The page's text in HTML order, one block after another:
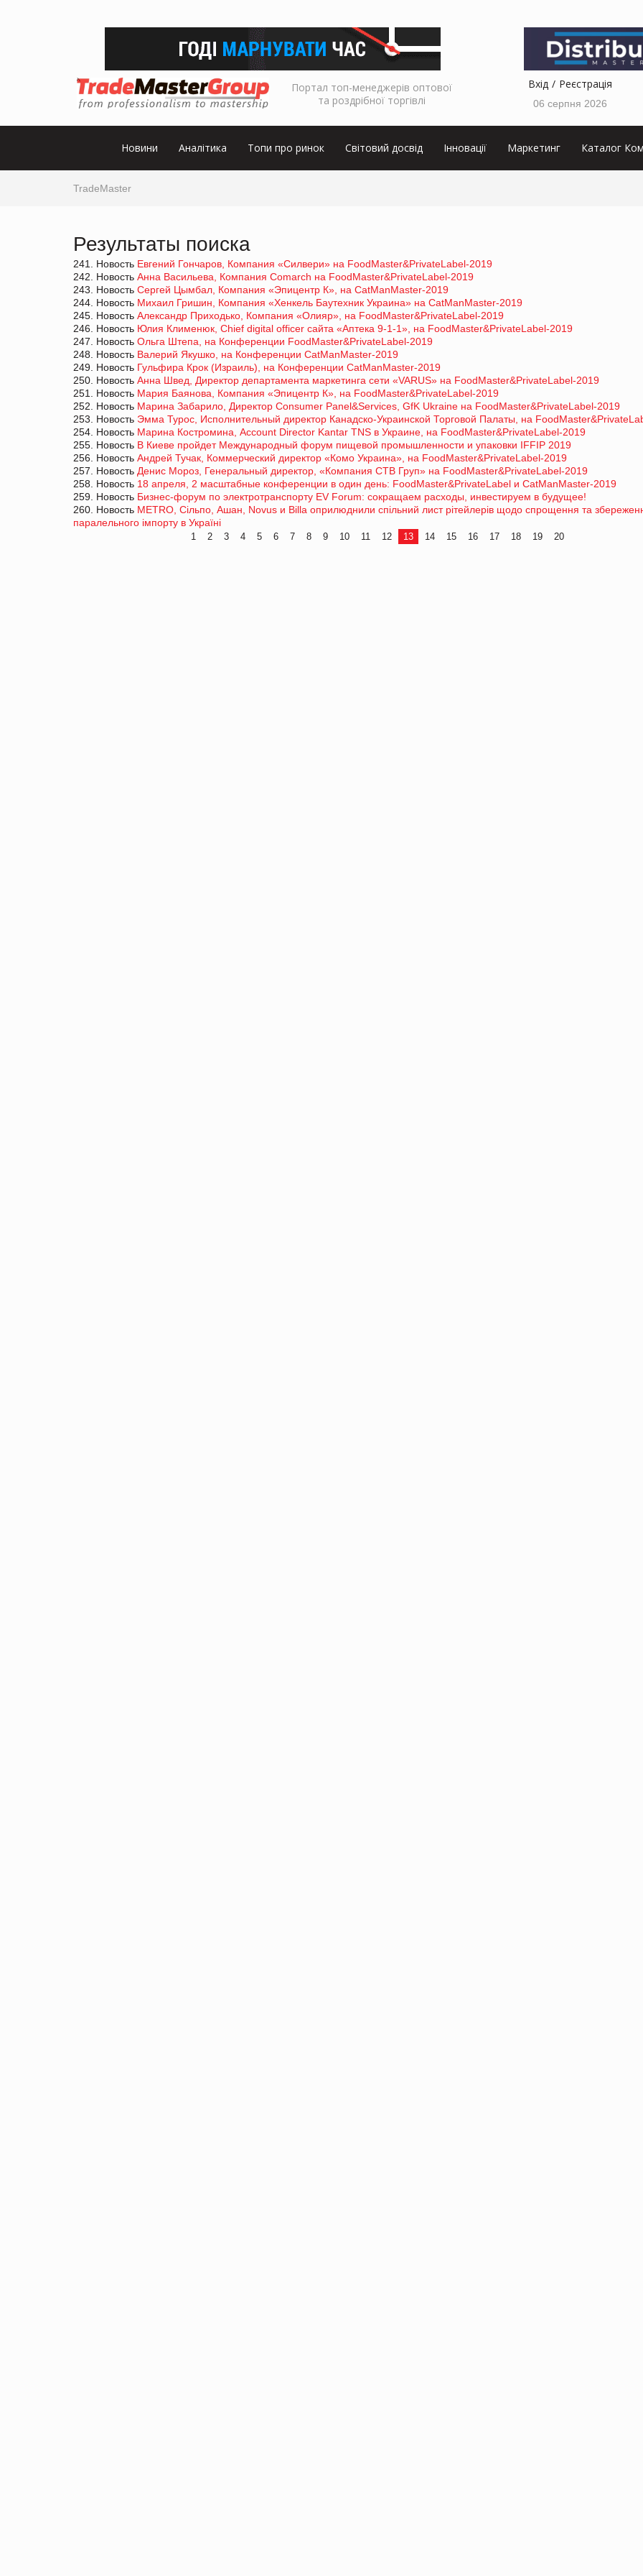
Портал топ-менеджерів оптової
та роздрібної торгівлі
Вхід Реєстрація
06 серпня 2026
Новини Аналітика Топи про ринок Світовий досвід Інновації Маркетинг Каталог
TradeMaster
Результаты поиска
241. Новость Евгений Гончаров, Компания «Силвери» на FoodMaster&PrivateLabel-2019
242. Новость Анна Васильева, Компания Comarch на FoodMaster&PrivateLabel-2019
243. Новость Сергей Цымбал, Компания «Эпицентр К», на CatManMaster-2019
244. Новость Михаил Гришин, Компания «Хенкель Баутехник Украина» на CatManMaster-2019
245. Новость Александр Приходько, Компания «Олияр», на FoodMaster&PrivateLabel-2019
246. Новость Юлия Клименюк, Chief digital officer сайта «Аптека 9-1-1», на FoodMaster&PrivateLabel-2019
247. Новость Ольга Штепа, на Конференции FoodMaster&PrivateLabel-2019
248. Новость Валерий Якушко, на Конференции CatManMaster-2019
249. Новость Гульфира Крок (Израиль), на Конференции CatManMaster-2019
250. Новость Анна Швед, Директор департамента маркетинга сети «VARUS» на FoodMaster&PrivateLabel-2019
251. Новость Мария Баянова, Компания «Эпицентр К», на FoodMaster&PrivateLabel-2019
252. Новость Марина Забарило, Директор Consumer Panel&Services, GfK Ukraine на FoodMaster&PrivateLabel-2019
253. Новость Эмма Турос, Исполнительный директор Канадско-Украинской Торговой Палаты, на
254. Новость Марина Костромина, Account Director Kantar TNS в Украине, на FoodMaster&PrivateLabel-2019
255. Новость В Киеве пройдет Международный форум пищевой промышленности и упаковки IFFIP 2019
256. Новость Андрей Тучак, Коммерческий директор «Комо Украина», на FoodMaster&PrivateLabel-2019
257. Новость Денис Мороз, Генеральный директор, «Компания СТВ Груп» на FoodMaster&PrivateLabel-2019
258. Новость 18 апреля, 2 масштабные конференции в один день: FoodMaster&PrivateLabel и CatManMaster-2019
259. Новость Бизнес-форум по электротранспорту EV Forum: сокращаем расходы, инвестируем в будущее!
260. Новость METRO, Сiльпо, Ашан, Novus и Billa оприлюднили спільний лист рітейлерів щодо спрощення та
паралельного імпорту в Україні
1 2 3 4 5 6 7 8 9 10 11 12 13 14 15 16 17 18 19 20